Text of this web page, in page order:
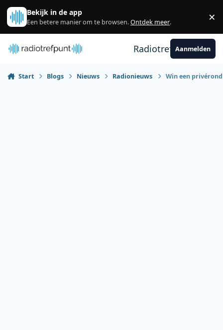
Spring naar bijdragen
Bekijk in de app
Een betere manier om te browsen.Ontdek meer. ×
RadiotrefpuntAanmelden
Start Blogs Nieuws Radionieuws Win een